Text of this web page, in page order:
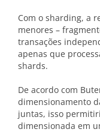
Com o sharding, a
menores –
transações
apenas que
shards.
De acordo com
dimensionamento
juntas, isso
dimensionada em